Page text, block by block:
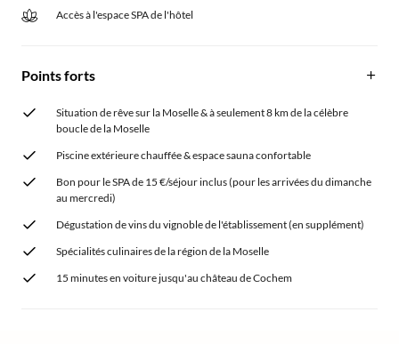
Accès à l'espace SPA de l'hôtel
Points forts
Situation de rêve sur la Moselle & à seulement 8 km de la célèbre
boucle de la Moselle
Piscine extérieure chauffée & espace sauna confortable
Bon pour le SPA de 15 €/séjour inclus (pour les arrivées du dimanche
au mercredi)
Dégustation de vins du vignoble de l'établissement (en supplément)
Spécialités culinaires de la région de la Moselle
15 minutes en voiture jusqu'au château de Cochem